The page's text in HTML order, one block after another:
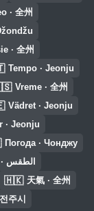
· 全州
· 全州
Tempo · Jeonju
Vreme · 全州
Vädret · Jeonju
· Jeonju
Погода · Чонджу
الطقس
🇭🇰 天氣 · 全州
주시